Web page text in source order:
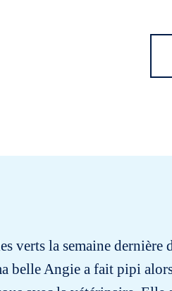
verts la semaine
belle Angie a fait pipi